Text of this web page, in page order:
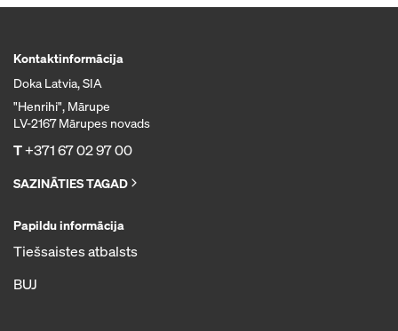
Kontaktinformācija
Doka Latvia, SIA
"Henrihi", Mārupe
LV-2167 Mārupes novads
T+371 67 02 97 00
SAZINĀTIES TAGAD
Papildu informācija
Tiešsaistes atbalsts
BUJ